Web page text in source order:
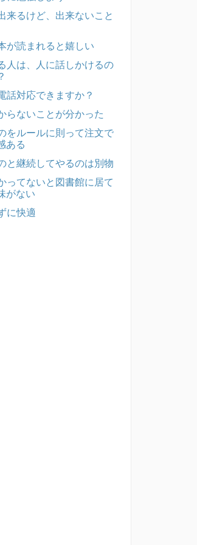
来るけど、出来ないこと
が読まれると嬉しい
人は、人に話しかけるの
話対応できますか？
らないことが分かった
をルールに則って注文で
ある
と継続してやるのは別物
ってないと図書館に居て
がない
に快適